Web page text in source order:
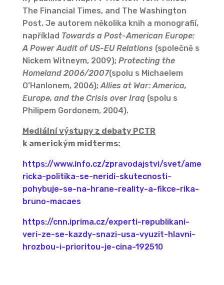
The Financial Times, and The Washington
Post. Je autorem několika knih a monografií,
například Towards a Post-American Europe:
A Power Audit of US-EU Relations (společně s
Nickem Witneym, 2009); Protecting the
Homeland 2006/2007(spolu s Michaelem
O’Hanlonem, 2006);Allies at War: America,
Europe, and the Crisis over Iraq(spolu s
Philipem Gordonem, 2004).
Mediální výstupy z debaty PCTR
k americkým midterms:
https://www.info.cz/zpravodajstvi/svet/ame
ricka-politika-se-neridi-skutecnosti-
pohybuje-se-na-hrane-reality-a-fikce-rika-
bruno-macaes
https://cnn.iprima.cz/experti-republikani-
veri-ze-se-kazdy-snazi-usa-vyuzit-hlavni-
hrozbou-i-prioritou-je-cina-192510